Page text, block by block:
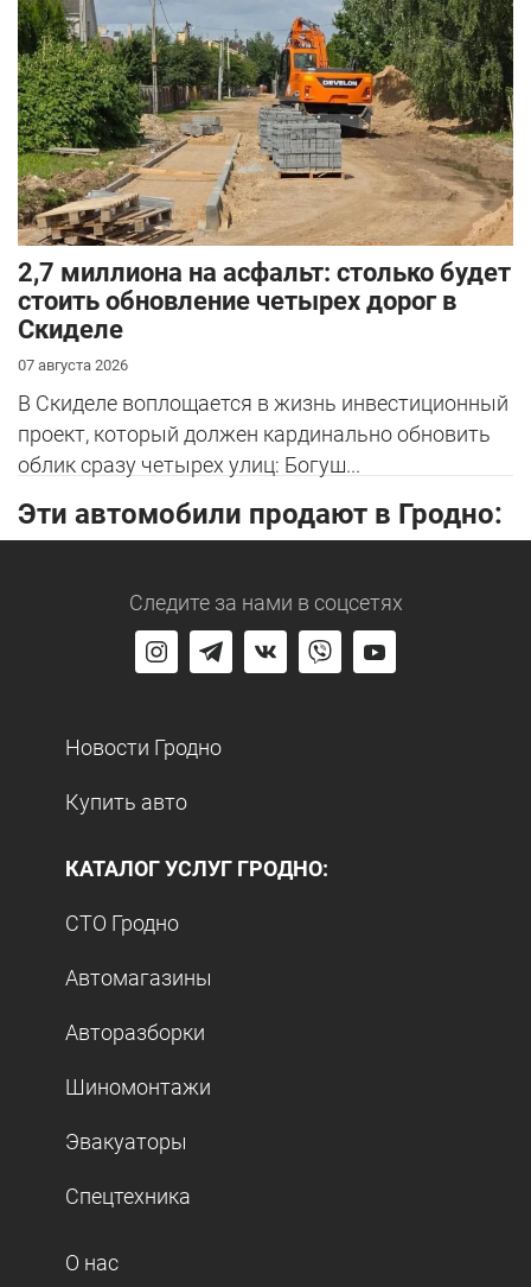
2,7 миллиона на асфальт: столько будет
стоить обновление четырех дорог в
Скиделе
07 августа 2026
В Скиделе воплощается в жизнь инвестиционный
проект, который должен кардинально обновить
облик сразу четырех улиц: Богуш...
Эти автомобили продают в Гродно:
Следите за нами в соцсетях
Новости Гродно
Купить авто
КАТАЛОГ УСЛУГ ГРОДНО:
СТО Гродно
Автомагазины
Авторазборки
Шиномонтажи
Эвакуаторы
Спецтехника
О нас